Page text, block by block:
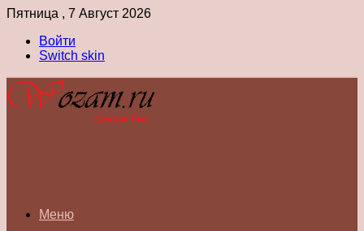
Пятница , 7 Август 2026
Войти
Switch skin
Меню